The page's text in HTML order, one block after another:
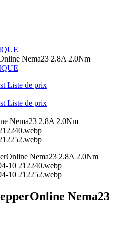
Nema23 2.8A 2.0Nm
Liste de prix
Liste de prix
Nema23